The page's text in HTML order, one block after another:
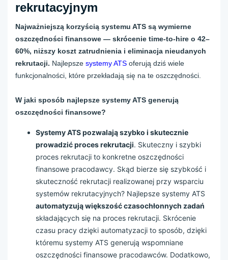
rekrutacyjnym
Najważniejszą korzyścią systemu ATS są wymierne
oszczędności finansowe — skrócenie time-to-hire o 42–
60%, niższy koszt zatrudnienia i eliminacja nieudanych
rekrutacji. Najlepsze systemy ATS oferują dziś wiele
funkcjonalności, które przekładają się na te oszczędności.
W jaki sposób najlepsze systemy ATS generują
oszczędności finansowe?
Systemy ATS pozwalają szybko i skutecznie
prowadzić proces rekrutacji. Skuteczny i szybki
proces rekrutacji to konkretne oszczędności
finansowe pracodawcy. Skąd bierze się szybkość i
skuteczność rekrutacji realizowanej przy wsparciu
systemów rekrutacyjnych? Najlepsze systemy ATS
automatyzują większość czasochłonnych zadań
składających się na proces rekrutacji. Skrócenie
czasu pracy dzięki automatyzacji to sposób, dzięki
któremu systemy ATS generują wspomniane
oszczędności finansowe pracodawców. Dodatkowo,